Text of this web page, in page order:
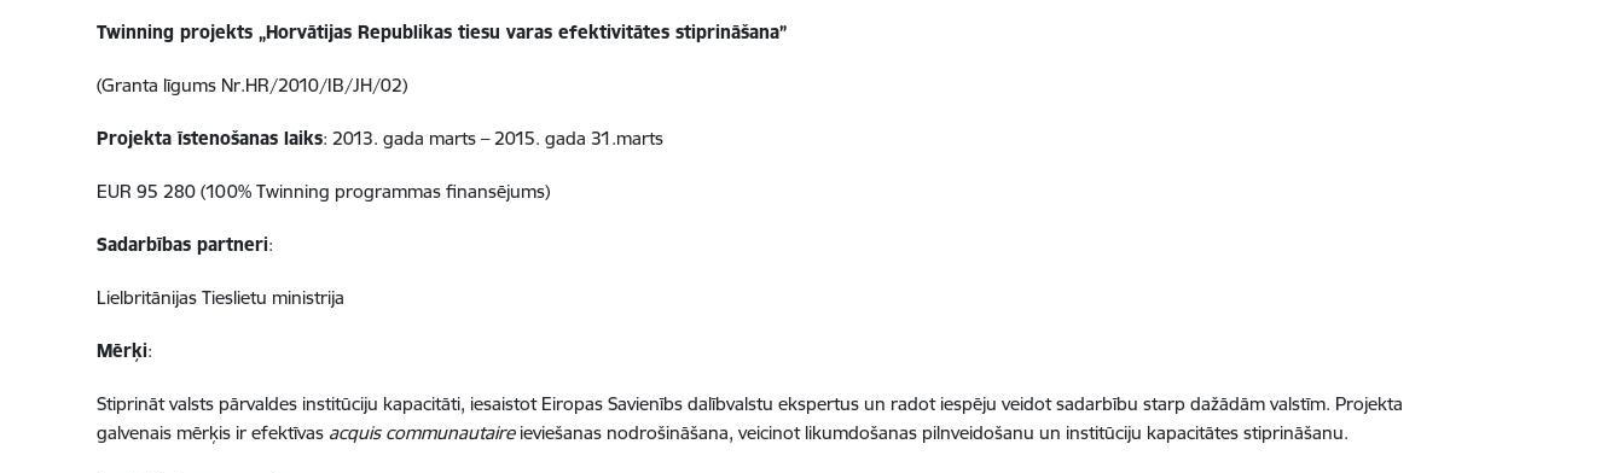
Twinning projekts „Horvātijas Republikas tiesu varas efektivitātes stiprināšana”
(Granta līgums Nr.HR/2010/IB/JH/02)
Projekta īstenošanas laiks: 2013. gada marts – 2015. gada 31.marts
EUR 95 280 (100% Twinning programmas finansējums)
Sadarbības partneri:
Lielbritānijas Tieslietu ministrija
Mērķi:
Stiprināt valsts pārvaldes institūciju kapacitāti, iesaistot Eiropas Savienībs dalībvalstu ekspertus un radot iespēju veidot sadarbību starp dažādām valstīm. Projekta
galvenais mērķis ir efektīvas acquis communautaireieviešanas nodrošināšana, veicinot likumdošanas pilnveidošanu un institūciju kapacitātes stiprināšanu.